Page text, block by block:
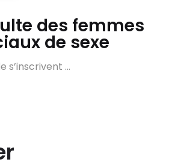
des femmes
de sexe
s’inscrivent ...